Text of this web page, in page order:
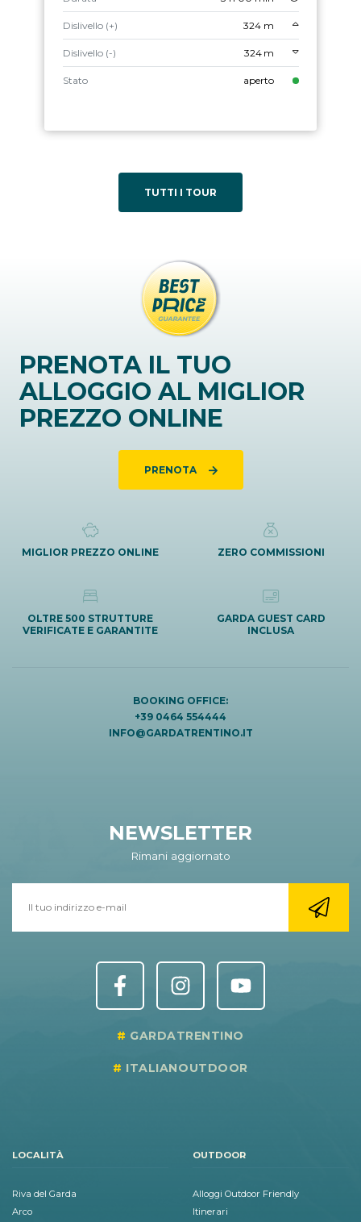
Dislivello (+) 324 m
Dislivello (-) 324 m
Stato aperto
TUTTI I TOUR
PRENOTA IL TUO
ALLOGGIO AL MIGLIOR
PREZZO ONLINE
PRENOTA
MIGLIOR PREZZO ONLINE ZERO COMMISSIONI
OLTRE 500 STRUTTURE
VERIFICATE E GARANTITE
GARDA GUEST CARD
INCLUSA
BOOKING OFFICE:
+39 0464 554444
INFO@GARDATRENTINO.IT
NEWSLETTER
Rimani aggiornato
GARDATRENTINO
ITALIANOUTDOOR
LOCALITÀ
Riva del Garda
Arco
OUTDOOR
Alloggi Outdoor Friendly
Itinerari